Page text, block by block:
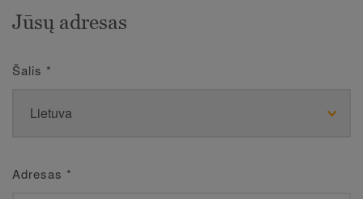
Jūsų adresas
Šalis *
Adresas *